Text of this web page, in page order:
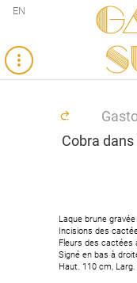
EN
Cobra
Laque brune
Incisions des
Fleurs des cactées
Signé en bas à
Haut. 110 cm,
Laque brune
Incisions des
Fleurs des cactées
Signé en bas à
Haut. 110 cm,